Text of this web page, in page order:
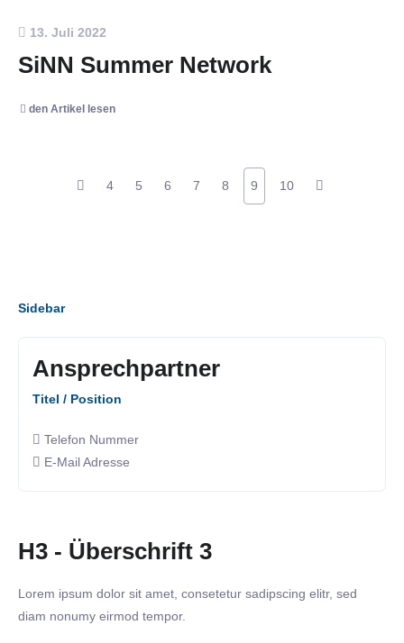
13. Juli 2022
SiNN Summer Network
den Artikel lesen
4 5 6 7 8 9 10
Sidebar
Ansprechpartner
Titel / Position
Telefon Nummer
E-Mail Adresse
H3 - Überschrift 3
Lorem ipsum dolor sit amet, consetetur sadipscing elitr, sed
diam nonumy eirmod tempor.